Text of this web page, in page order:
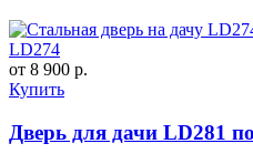
LD274
от 8 900 р.
Купить
Дверь для дачи LD281